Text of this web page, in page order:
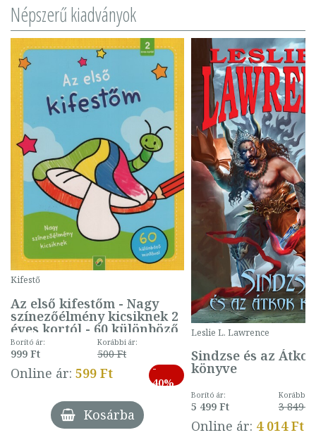
Népszerű kiadványok
Kifestő
Az első kifestőm - Nagy
színezőélmény kicsiknek 2
éves kortól - 60 különböző
mintával (gombás)
Borító ár:
999 Ft
Korábbi ár:
500 Ft
Online ár: 599 Ft
-
40%
Kosárba
Leslie L. Lawrence
Sindzse és az Átkok
könyve
Borító ár:
5 499 Ft
Korábbi
3 849 Ft
Online ár: 4 014 Ft